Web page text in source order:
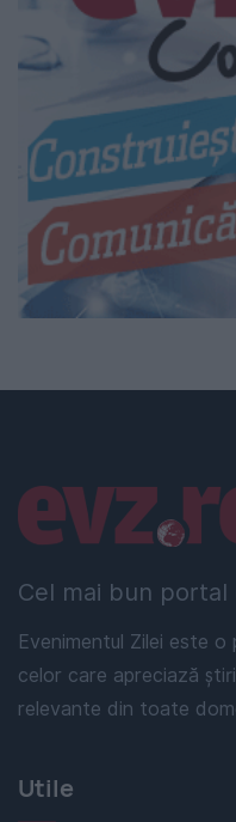
Cel mai bun portal
Evenimentul Zilei este
celor care apreciază
relevante din toate
Linkuri utile
Utile